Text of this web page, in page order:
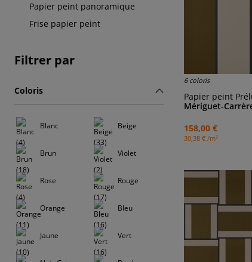
Papier peint panoramique
Frise papier peint
Filtrer par
Coloris
Blanc Beige
Brun Violet
Rose Rouge
Orange Bleu
Jaune Vert
6 coloris
Papier peint
Mériguet-
158,00 €
30,38 € /m2